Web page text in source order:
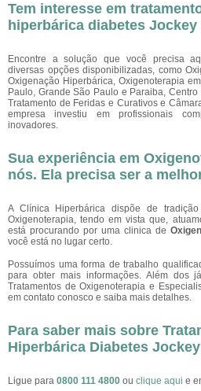
Tem interesse em
hiperbárica diabetes Jockey
Encontre a solução que você precisa
diversas opções disponibilizadas, como
Oxigenação Hiperbárica, Oxigenoterapia
Paulo, Grande São Paulo e Paraiba,
Tratamento de Feridas e Curativos e
empresa investiu em profissionais
inovadores.
Sua experiência em
nós. Ela precisa ser a
A Clínica Hiperbárica dispõe de
Oxigenoterapia, tendo em vista que,
está procurando por uma clinica de
você está no lugar certo.
Possuímos uma forma de trabalho
para obter mais informações. Além dos
Tratamentos de Oxigenoterapia e
em contato conosco e saiba mais detalhes.
Para saber mais sobre
Hiperbárica Diabetes
Ligue para 0800 111 4800 ou clique aqui e